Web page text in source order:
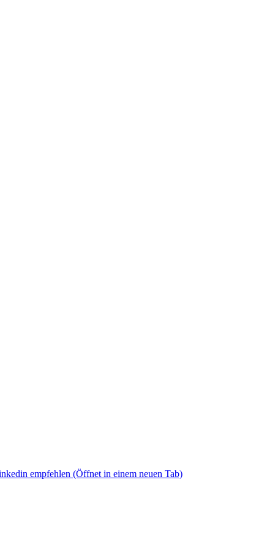
empfehlen (Öffnet in einem neuen Tab)